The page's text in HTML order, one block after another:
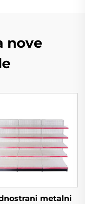
nove
metalni